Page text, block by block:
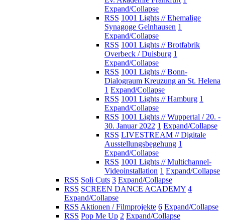
Expand/Collapse
RSS 1001 Lights // Ehemalige
Synagoge Gelnhausen 1
Expand/Collapse
RSS 1001 Lights // Brotfabrik
Overbeck / Duisburg 1
Expand/Collapse
RSS 1001 Lights // Bonn-
Dialograum Kreuzung an St. Helena
1 Expand/Collapse
RSS 1001 Lights // Hamburg 1
Expand/Collapse
RSS 1001 Lights // Wuppertal / 20. -
30. Januar 2022 1 Expand/Collapse
RSS LIVESTREAM // Digitale
Ausstellungsbegehung 1
Expand/Collapse
RSS 1001 Lights // Multichannel-
Videoinstallation 1 Expand/Collapse
RSS Soli Cuts 3 Expand/Collapse
RSS SCREEN DANCE ACADEMY 4
Expand/Collapse
RSS Aktionen / Filmprojekte 6 Expand/Collapse
RSS Pop Me Up 2 Expand/Collapse